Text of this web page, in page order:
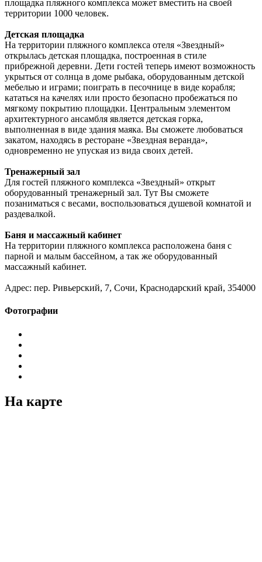
площадка пляжного комплекса может вместить на своей
территории 1000 человек.
Детская площадка
На территории пляжного комплекса отеля «Звездный»
открылась детская площадка, построенная в стиле
прибрежной деревни. Дети гостей теперь имеют возможность
укрыться от солнца в доме рыбака, оборудованным детской
мебелью и играми; поиграть в песочнице в виде корабля;
кататься на качелях или просто безопасно пробежаться по
мягкому покрытию площадки. Центральным элементом
архитектурного ансамбля является детская горка,
выполненная в виде здания маяка. Вы сможете любоваться
закатом, находясь в ресторане «Звездная веранда»,
одновременно не упуская из вида своих детей.
Тренажерный зал
Для гостей пляжного комплекса «Звездный» открыт
оборудованный тренажерный зал. Тут Вы сможете
позаниматься с весами, воспользоваться душевой комнатой и
раздевалкой.
Баня и массажный кабинет
На территории пляжного комплекса расположена баня с
парной и малым бассейном, а так же оборудованный
массажный кабинет.
Адрес: пер. Ривьерский, 7, Сочи, Краснодарский край, 354000
Фотографии
На карте